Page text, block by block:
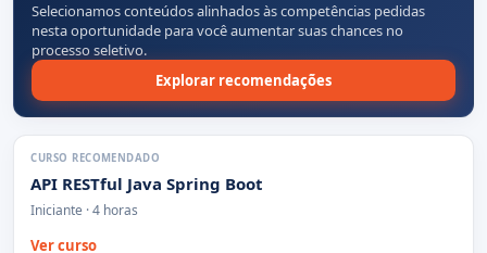
Selecionamos conteúdos alinhados às competências pedidas
nesta oportunidade para você aumentar suas chances no
processo seletivo.
Explorar recomendações
CURSO RECOMENDADO
API RESTful Java Spring Boot
Iniciante · 4 horas
Ver curso